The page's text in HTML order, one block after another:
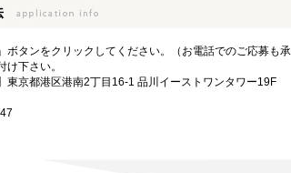
ボタンをクリックしてください。（お電話でのご応募
け下さい。
東京都港区港南2丁目16-1 品川イーストワンタワー19F